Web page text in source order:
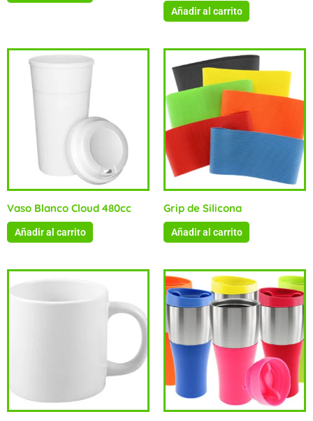
Añadir al carrito
Vaso Blanco Cloud 480cc
Añadir al carrito
Grip de Silicona
Añadir al carrito